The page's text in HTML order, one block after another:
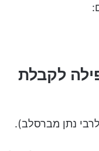
לקבלת
נתן מברסלב).